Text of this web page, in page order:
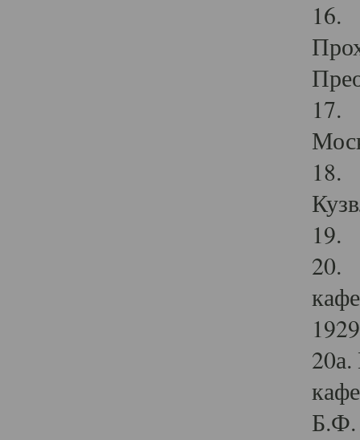
16.
17.
18.
19.
20.
Б.Ф.